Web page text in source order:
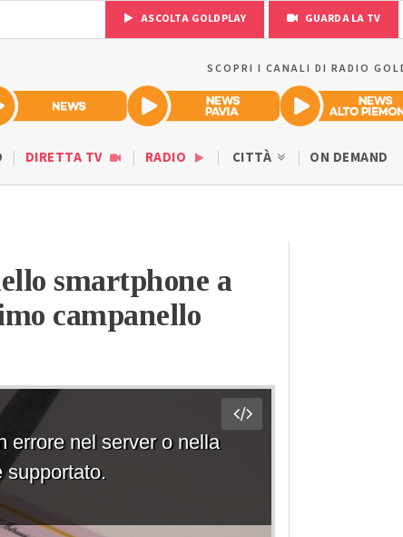
ASCOLTA GOLDPLAY GUARDA LA TV
SCOPRI I CANALI DI RADIO
DIRETTA TV RADIO CITTÀ ON DEMAND
smartphone a
campanello